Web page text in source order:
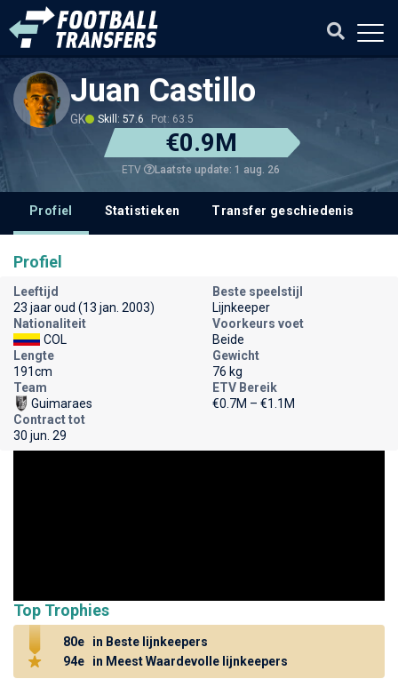
Juan Castillo
GK Skill: 57.6 Pot: 63.5
€0.9M
ETV Laatste update: 1 aug. 26
Profiel Statistieken Transfer geschiedenis
Profiel
Leeftijd
23 jaar oud (13 jan. 2003)
Beste speelstijl
Lijnkeeper
Nationaliteit
COL
Voorkeurs voet
Beide
Lengte
191cm
Gewicht
76 kg
Team
Guimaraes
ETV Bereik
€0.7M – €1.1M
Contract tot
30 jun. 29
Top Trophies
80e
in Beste lijnkeepers
94e
in Meest Waardevolle lijnkeepers